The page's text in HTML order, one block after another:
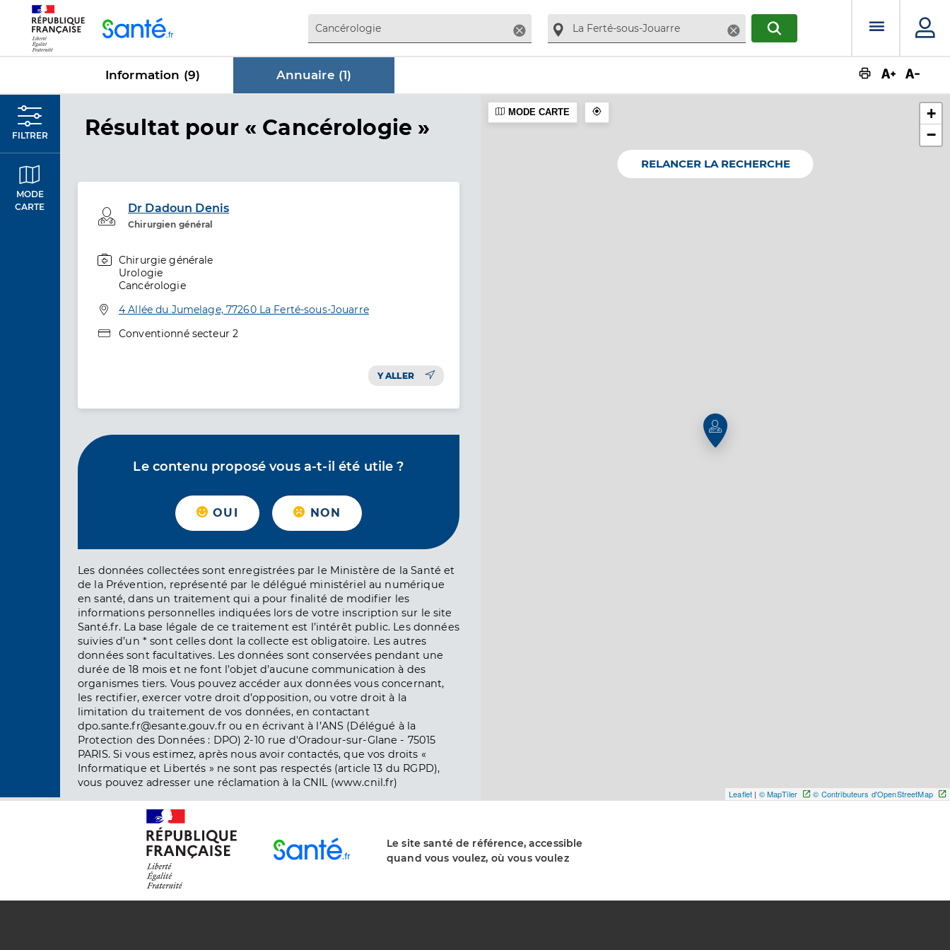
Supprimer SupprimerRECHERCHERMenu
Information (9) Annuaire (1)
FILTRER
MODE
CARTE
Résultat dans Annuaire
pour « Cancérologie »
Dr Dadoun Denis
Chirurgien général
Professionel de santé
Spécialités
Chirurgie générale
Urologie
Cancérologie
Adresse
4 Allée du Jumelage, 77260 La Ferté-sous-Jouarre
Type de convention
Conventionné secteur 2
Y ALLER
Le contenu proposé vous a-t-il été utile ?
OUI NON
Les données collectées sont enregistrées par le Ministère de la Santé et
de la Prévention, représenté par le délégué ministériel au numérique
en santé, dans un traitement qui a pour finalité de modifier les
informations personnelles indiquées lors de votre inscription sur le site
Santé.fr. La base légale de ce traitement est l’intérêt public. Les données
suivies d’un * sont celles dont la collecte est obligatoire. Les autres
données sont facultatives. Les données sont conservées pendant une
durée de 18 mois et ne font l’objet d’aucune communication à des
organismes tiers. Vous pouvez accéder aux données vous concernant,
les rectifier, exercer votre droit d’opposition, ou votre droit à la
limitation du traitement de vos données, en contactant
dpo.sante.fr@esante.gouv.fr ou en écrivant à l’ANS (Délégué à la
Protection des Données : DPO) 2-10 rue d'Oradour-sur-Glane - 75015
PARIS. Si vous estimez, après nous avoir contactés, que vos droits «
Informatique et Libertés » ne sont pas respectés (article 13 du RGPD),
vous pouvez adresser une réclamation à la CNIL (www.cnil.fr)
+
−
Leaflet | © MapTiler © Contributeurs d'OpenStreetMap
MODE CARTE
RELANCER LA RECHERCHE
Le site santé de référence, accessible
quand vous voulez, où vous voulez
Panneau de gestion des cookies